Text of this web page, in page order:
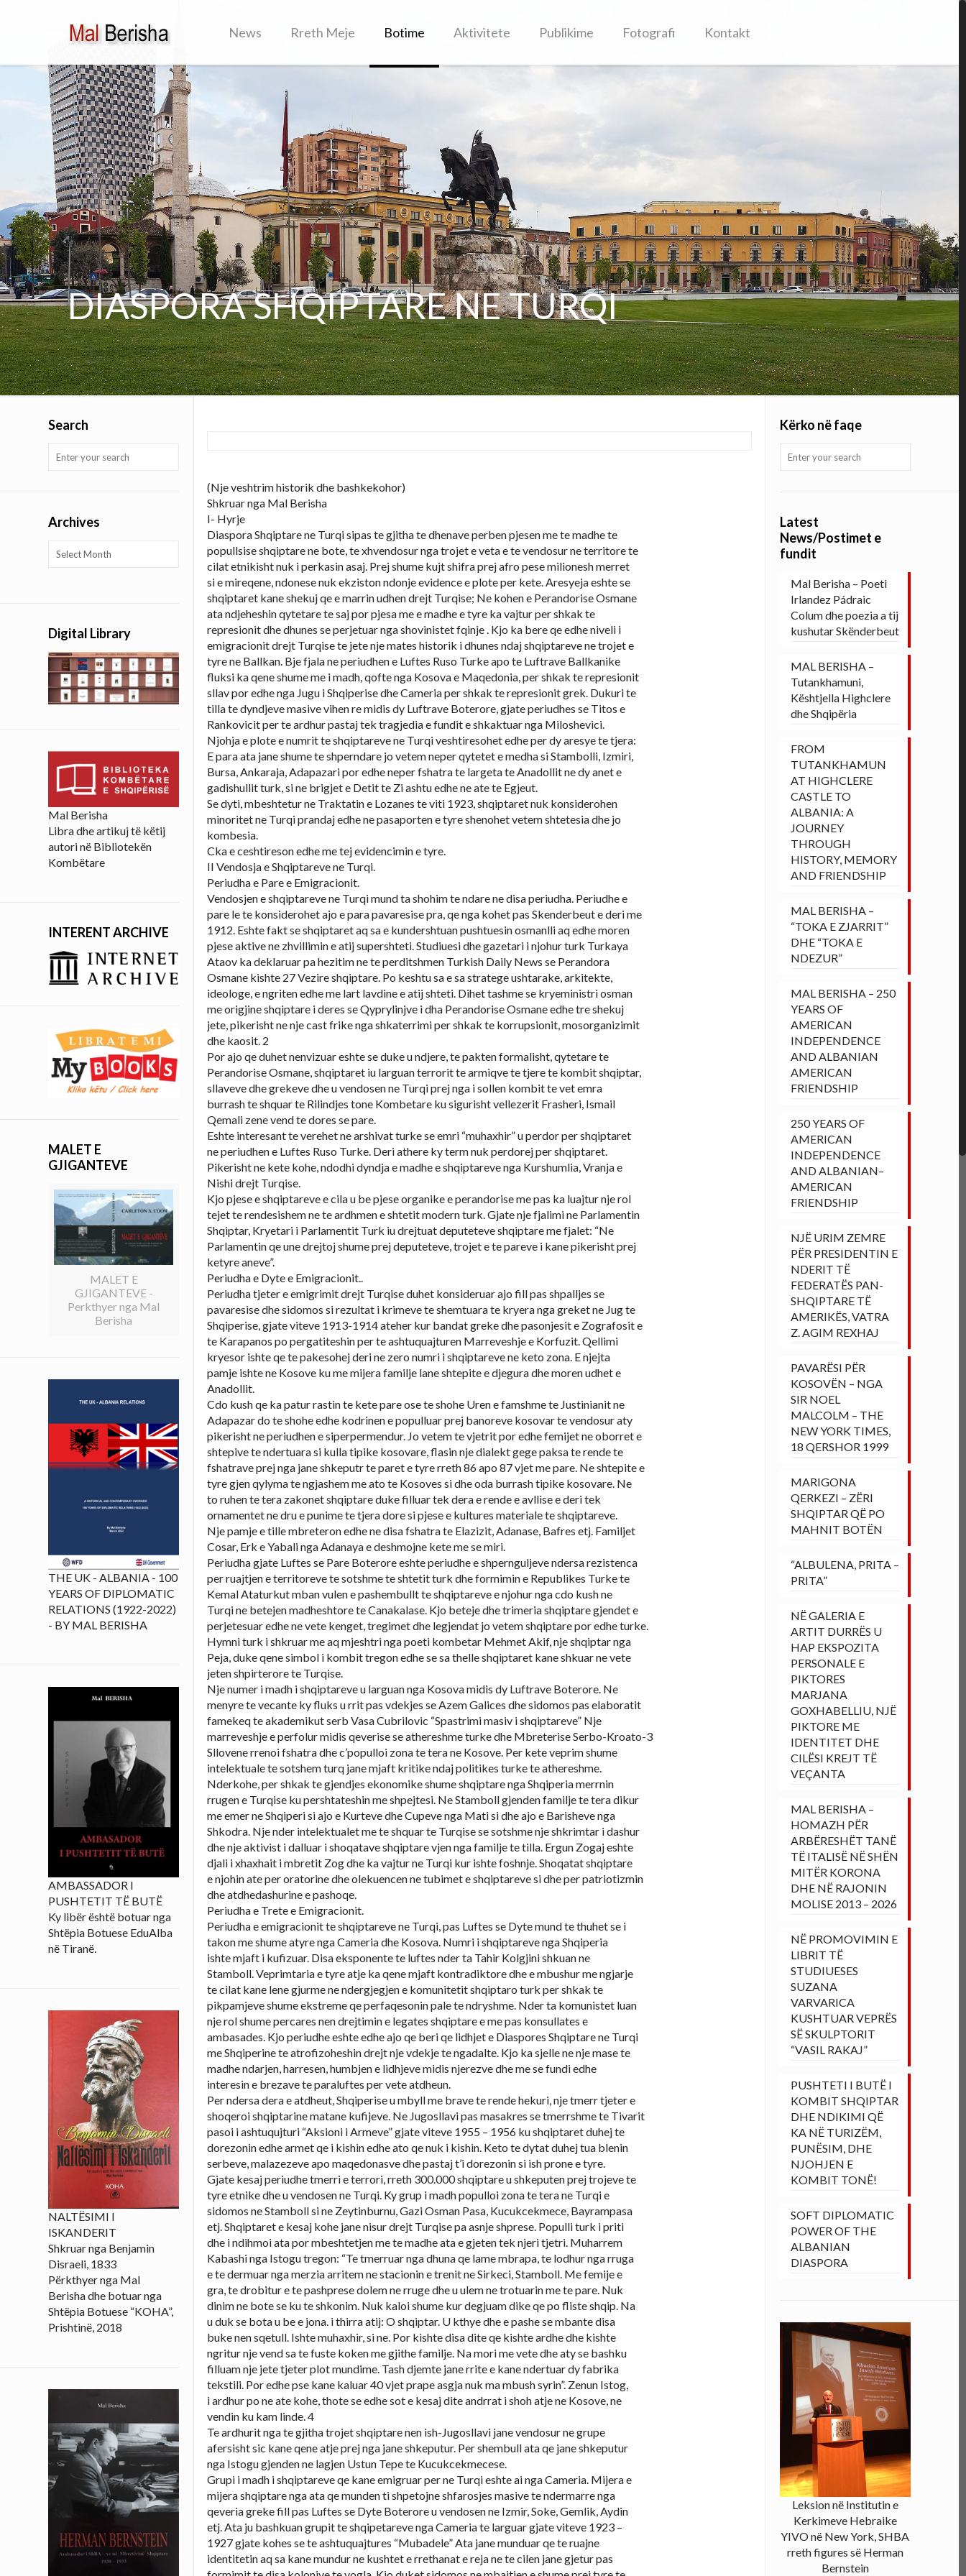
News Rreth Meje Botime Aktivitete Publikime Fotografi Kontakt
DIASPORA SHQIPTARE NE TURQI
(Nje veshtrim historik dhe bashkekohor)
Shkruar nga Mal Berisha
I- Hyrje
Diaspora Shqiptare ne Turqi sipas te gjitha te dhenave perben pjesen me te madhe te
popullsise shqiptare ne bote, te xhvendosur nga trojet e veta e te vendosur ne territore te
cilat etnikisht nuk i perkasin asaj. Prej shume kujt shifra prej afro pese milionesh merret
si e mireqene, ndonese nuk ekziston ndonje evidence e plote per kete. Aresyeja eshte se
shqiptaret kane shekuj qe e marrin udhen drejt Turqise; Ne kohen e Perandorise Osmane
ata ndjeheshin qytetare te saj por pjesa me e madhe e tyre ka vajtur per shkak te
represionit dhe dhunes se perjetuar nga shovinistet fqinje . Kjo ka bere qe edhe niveli i
emigracionit drejt Turqise te jete nje mates historik i dhunes ndaj shqiptareve ne trojet e
tyre ne Ballkan. Bje fjala ne periudhen e Luftes Ruso Turke apo te Luftrave Ballkanike
fluksi ka qene shume me i madh, qofte nga Kosova e Maqedonia, per shkak te represionit
sllav por edhe nga Jugu i Shqiperise dhe Cameria per shkak te represionit grek. Dukuri te
tilla te dyndjeve masive vihen re midis dy Luftrave Boterore, gjate periudhes se Titos e
Rankovicit per te ardhur pastaj tek tragjedia e fundit e shkaktuar nga Miloshevici.
Njohja e plote e numrit te shqiptareve ne Turqi veshtiresohet edhe per dy aresye te tjera:
E para ata jane shume te shperndare jo vetem neper qytetet e medha si Stambolli, Izmiri,
Bursa, Ankaraja, Adapazari por edhe neper fshatra te largeta te Anadollit ne dy anet e
gadishullit turk, si ne brigjet e Detit te Zi ashtu edhe ne ate te Egjeut.
Se dyti, mbeshtetur ne Traktatin e Lozanes te viti 1923, shqiptaret nuk konsiderohen
minoritet ne Turqi prandaj edhe ne pasaporten e tyre shenohet vetem shtetesia dhe jo
kombesia.
Cka e ceshtireson edhe me tej evidencimin e tyre.
II Vendosja e Shqiptareve ne Turqi.
Periudha e Pare e Emigracionit.
Vendosjen e shqiptareve ne Turqi mund ta shohim te ndare ne disa periudha. Periudhe e
pare le te konsiderohet ajo e para pavaresise pra, qe nga kohet pas Skenderbeut e deri me
1912. Eshte fakt se shqiptaret aq sa e kundershtuan pushtuesin osmanlli aq edhe moren
pjese aktive ne zhvillimin e atij supershteti. Studiuesi dhe gazetari i njohur turk Turkaya
Ataov ka deklaruar pa hezitim ne te perditshmen Turkish Daily News se Perandora
Osmane kishte 27 Vezire shqiptare. Po keshtu sa e sa stratege ushtarake, arkitekte,
ideologe, e ngriten edhe me lart lavdine e atij shteti. Dihet tashme se kryeministri osman
me origjine shqiptare i deres se Qyprylinjve i dha Perandorise Osmane edhe tre shekuj
jete, pikerisht ne nje cast frike nga shkaterrimi per shkak te korrupsionit, mosorganizimit
dhe kaosit. 2
Por ajo qe duhet nenvizuar eshte se duke u ndjere, te pakten formalisht, qytetare te
Perandorise Osmane, shqiptaret iu larguan terrorit te armiqve te tjere te kombit shqiptar,
sllaveve dhe grekeve dhe u vendosen ne Turqi prej nga i sollen kombit te vet emra
burrash te shquar te Rilindjes tone Kombetare ku sigurisht vellezerit Frasheri, Ismail
Qemali zene vend te dores se pare.
Eshte interesant te verehet ne arshivat turke se emri “muhaxhir” u perdor per shqiptaret
ne periudhen e Luftes Ruso Turke. Deri athere ky term nuk perdorej per shqiptaret.
Pikerisht ne kete kohe, ndodhi dyndja e madhe e shqiptareve nga Kurshumlia, Vranja e
Nishi drejt Turqise.
Kjo pjese e shqiptareve e cila u be pjese organike e perandorise me pas ka luajtur nje rol
tejet te rendesishem ne te ardhmen e shtetit modern turk. Gjate nje fjalimi ne Parlamentin
Shqiptar, Kryetari i Parlamentit Turk iu drejtuat deputeteve shqiptare me fjalet: “Ne
Parlamentin qe une drejtoj shume prej deputeteve, trojet e te pareve i kane pikerisht prej
ketyre aneve”.
Periudha e Dyte e Emigracionit..
Periudha tjeter e emigrimit drejt Turqise duhet konsideruar ajo fill pas shpalljes se
pavaresise dhe sidomos si rezultat i krimeve te shemtuara te kryera nga greket ne Jug te
Shqiperise, gjate viteve 1913-1914 ateher kur bandat greke dhe pasonjesit e Zografosit e
te Karapanos po pergatiteshin per te ashtuquajturen Marreveshje e Korfuzit. Qellimi
kryesor ishte qe te pakesohej deri ne zero numri i shqiptareve ne keto zona. E njejta
pamje ishte ne Kosove ku me mijera familje lane shtepite e djegura dhe moren udhet e
Anadollit.
Cdo kush qe ka patur rastin te kete pare ose te shohe Uren e famshme te Justinianit ne
Adapazar do te shohe edhe kodrinen e populluar prej banoreve kosovar te vendosur aty
pikerisht ne periudhen e siperpermendur. Jo vetem te vjetrit por edhe femijet ne oborret e
shtepive te ndertuara si kulla tipike kosovare, flasin nje dialekt gege paksa te rende te
fshatrave prej nga jane shkeputr te paret e tyre rreth 86 apo 87 vjet me pare. Ne shtepite e
tyre gjen qylyma te ngjashem me ato te Kosoves si dhe oda burrash tipike kosovare. Ne
to ruhen te tera zakonet shqiptare duke filluar tek dera e rende e avllise e deri tek
ornamentet ne dru e punime te tjera dore si pjese e kultures materiale te shqiptareve.
Nje pamje e tille mbreteron edhe ne disa fshatra te Elazizit, Adanase, Bafres etj. Familjet
Cosar, Erk e Yabali nga Adanaya e deshmojne kete me se miri.
Periudha gjate Luftes se Pare Boterore eshte periudhe e shpernguljeve ndersa rezistenca
per ruajtjen e territoreve te sotshme te shtetit turk dhe formimin e Republikes Turke te
Kemal Ataturkut mban vulen e pashembullt te shqiptareve e njohur nga cdo kush ne
Turqi ne betejen madheshtore te Canakalase. Kjo beteje dhe trimeria shqiptare gjendet e
perjetesuar edhe ne vete kenget, tregimet dhe legjendat jo vetem shqiptare por edhe turke.
Hymni turk i shkruar me aq mjeshtri nga poeti kombetar Mehmet Akif, nje shqiptar nga
Peja, duke qene simbol i kombit tregon edhe se sa thelle shqiptaret kane shkuar ne vete
jeten shpirterore te Turqise.
Nje numer i madh i shqiptareve u larguan nga Kosova midis dy Luftrave Boterore. Ne
menyre te vecante ky fluks u rrit pas vdekjes se Azem Galices dhe sidomos pas elaboratit
famekeq te akademikut serb Vasa Cubrilovic “Spastrimi masiv i shqiptareve” Nje
marreveshje e perfolur midis qeverise se athereshme turke dhe Mbreterise Serbo-Kroato-3
Sllovene rrenoi fshatra dhe c’populloi zona te tera ne Kosove. Per kete veprim shume
intelektuale te sotshem turq jane mjaft kritike ndaj politikes turke te athereshme.
Nderkohe, per shkak te gjendjes ekonomike shume shqiptare nga Shqiperia merrnin
rrugen e Turqise ku pershtateshin me shpejtesi. Ne Stamboll gjenden familje te tera dikur
me emer ne Shqiperi si ajo e Kurteve dhe Cupeve nga Mati si dhe ajo e Barisheve nga
Shkodra. Nje nder intelektualet me te shquar te Turqise se sotshme nje shkrimtar i dashur
dhe nje aktivist i dalluar i shoqatave shqiptare vjen nga familje te tilla. Ergun Zogaj eshte
djali i xhaxhait i mbretit Zog dhe ka vajtur ne Turqi kur ishte foshnje. Shoqatat shqiptare
e njohin ate per oratorine dhe olekuencen ne tubimet e shqiptareve si dhe per patriotizmin
dhe atdhedashurine e pashoqe.
Periudha e Trete e Emigracionit.
Periudha e emigracionit te shqiptareve ne Turqi, pas Luftes se Dyte mund te thuhet se i
takon me shume atyre nga Cameria dhe Kosova. Numri i shqiptareve nga Shqiperia
ishte mjaft i kufizuar. Disa eksponente te luftes nder ta Tahir Kolgjini shkuan ne
Stamboll. Veprimtaria e tyre atje ka qene mjaft kontradiktore dhe e mbushur me ngjarje
te cilat kane lene gjurme ne ndergjegjen e komunitetit shqiptaro turk per shkak te
pikpamjeve shume ekstreme qe perfaqesonin pale te ndryshme. Nder ta komunistet luan
nje rol shume percares nen drejtimin e legates shqiptare e me pas konsullates e
ambasades. Kjo periudhe eshte edhe ajo qe beri qe lidhjet e Diaspores Shqiptare ne Turqi
me Shqiperine te atrofizoheshin drejt nje vdekje te ngadalte. Kjo ka sjelle ne nje mase te
madhe ndarjen, harresen, humbjen e lidhjeve midis njerezve dhe me se fundi edhe
interesin e brezave te paraluftes per vete atdheun.
Per ndersa dera e atdheut, Shqiperise u mbyll me brave te rende hekuri, nje tmerr tjeter e
shoqeroi shqiptarine matane kufijeve. Ne Jugosllavi pas masakres se tmerrshme te Tivarit
pasoi i ashtuqujturi “Aksioni i Armeve” gjate viteve 1955 – 1956 ku shqiptaret duhej te
dorezonin edhe armet qe i kishin edhe ato qe nuk i kishin. Keto te dytat duhej tua blenin
serbeve, malazezeve apo maqedonasve dhe pastaj t’i dorezonin si ish prone e tyre.
Gjate kesaj periudhe tmerri e terrori, rreth 300.000 shqiptare u shkeputen prej trojeve te
tyre etnike dhe u vendosen ne Turqi. Ky grup i madh populloi zona te tera ne Turqi e
sidomos ne Stamboll si ne Zeytinburnu, Gazi Osman Pasa, Kucukcekmece, Bayrampasa
etj. Shqiptaret e kesaj kohe jane nisur drejt Turqise pa asnje shprese. Populli turk i priti
dhe i ndihmoi ata por mbeshtetjen me te madhe ata e gjeten tek njeri tjetri. Muharrem
Kabashi nga Istogu tregon: “Te tmerruar nga dhuna qe lame mbrapa, te lodhur nga rruga
e te dermuar nga merzia arritem ne stacionin e trenit ne Sirkeci, Stamboll. Me femije e
gra, te drobitur e te pashprese dolem ne rruge dhe u ulem ne trotuarin me te pare. Nuk
dinim ne bote se ku te shkonim. Nuk kaloi shume kur degjuam dike qe po fliste shqip. Na
u duk se bota u be e jona. i thirra atij: O shqiptar. U kthye dhe e pashe se mbante disa
buke nen sqetull. Ishte muhaxhir, si ne. Por kishte disa dite qe kishte ardhe dhe kishte
ngritur nje vend sa te fuste koken me gjithe familje. Na mori me vete dhe aty se bashku
filluam nje jete tjeter plot mundime. Tash djemte jane rrite e kane ndertuar dy fabrika
tekstili. Por edhe pse kane kaluar 40 vjet prape asgja nuk ma mbush syrin”. Zenun Istog,
i ardhur po ne ate kohe, thote se edhe sot e kesaj dite andrrat i shoh atje ne Kosove, ne
vendin ku kam linde. 4
Te ardhurit nga te gjitha trojet shqiptare nen ish-Jugosllavi jane vendosur ne grupe
afersisht sic kane qene atje prej nga jane shkeputur. Per shembull ata qe jane shkeputur
nga Istogu gjenden ne lagjen Ustun Tepe te Kucukcekmecese.
Grupi i madh i shqiptareve qe kane emigruar per ne Turqi eshte ai nga Cameria. Mijera e
mijera shqiptare nga ata qe munden ti shpetojne shfarosjes masive te ndermarre nga
qeveria greke fill pas Luftes se Dyte Boterore u vendosen ne Izmir, Soke, Gemlik, Aydin
etj. Ata ju bashkuan grupit te shqipetareve nga Cameria te larguar gjate viteve 1923 –
1927 gjate kohes se te ashtuquajtures “Mubadele” Ata jane munduar qe te ruajne
identitetin aq sa kane mundur ne kushtet e rrethanat e reja ne te cilen jane gjetur pas
Search
Archives
Archives
Digital Library
Mal Berisha
Libra dhe artikuj të këtij
autori në Bibliotekën
Kombëtare
INTERENT ARCHIVE
MALET E
GJIGANTEVE
MALET E
GJIGANTEVE -
Perkthyer nga Mal
Berisha
THE UK - ALBANIA - 100
YEARS OF DIPLOMATIC
RELATIONS (1922-2022)
- BY MAL BERISHA
AMBASSADOR I
PUSHTETIT TË BUTË
Ky libër është botuar nga
Shtëpia Botuese EduAlba
në Tiranë.
NALTËSIMI I
ISKANDERIT
Shkruar nga Benjamin
Disraeli, 1833
Përkthyer nga Mal
Berisha dhe botuar nga
Shtëpia Botuese “KOHA”,
Prishtinë, 2018
Kërko në faqe
Latest
News/Postimet e
fundit
Mal Berisha – Poeti
Irlandez Pádraic
Colum dhe poezia a tij
kushutar Skënderbeut
MAL BERISHA –
Tutankhamuni,
Kështjella Highclere
dhe Shqipëria
FROM
TUTANKHAMUN
AT HIGHCLERE
CASTLE TO
ALBANIA: A
JOURNEY
THROUGH
HISTORY, MEMORY
AND FRIENDSHIP
MAL BERISHA –
“TOKA E ZJARRIT”
DHE “TOKA E
NDEZUR”
MAL BERISHA – 250
YEARS OF
AMERICAN
INDEPENDENCE
AND ALBANIAN
AMERICAN
FRIENDSHIP
250 YEARS OF
AMERICAN
INDEPENDENCE
AND ALBANIAN–
AMERICAN
FRIENDSHIP
NJË URIM ZEMRE
PËR PRESIDENTIN E
NDERIT TË
FEDERATËS PAN-
SHQIPTARE TË
AMERIKËS, VATRA
Z. AGIM REXHAJ
PAVARËSI PËR
KOSOVËN – NGA
SIR NOEL
MALCOLM – THE
NEW YORK TIMES,
18 QERSHOR 1999
MARIGONA
QERKEZI – ZËRI
SHQIPTAR QË PO
MAHNIT BOTËN
“ALBULENA, PRITA –
PRITA”
NË GALERIA E
ARTIT DURRËS U
HAP EKSPOZITA
PERSONALE E
PIKTORES
MARJANA
GOXHABELLIU, NJË
PIKTORE ME
IDENTITET DHE
CILËSI KREJT TË
VEÇANTA
MAL BERISHA –
HOMAZH PËR
ARBËRESHËT TANË
TË ITALISË NË SHËN
MITËR KORONA
DHE NË RAJONIN
MOLISE 2013 – 2026
NË PROMOVIMIN E
LIBRIT TË
STUDIUESES
SUZANA
VARVARICA
KUSHTUAR VEPRËS
SË SKULPTORIT
“VASIL RAKAJ”
PUSHTETI I BUTË I
KOMBIT SHQIPTAR
DHE NDIKIMI QË
KA NË TURIZËM,
PUNËSIM, DHE
NJOHJEN E
KOMBIT TONË!
SOFT DIPLOMATIC
POWER OF THE
ALBANIAN
DIASPORA
Leksion në Institutin e
Kerkimeve Hebraike
YIVO në New York, SHBA
rreth figures së Herman
Bernstein